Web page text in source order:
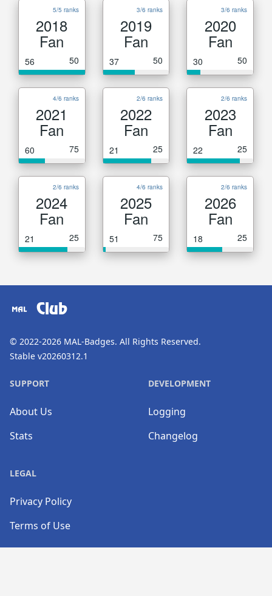
5/5 ranks
2018
Fan
56 50
3/6 ranks
2019
Fan
37 50
3/6 ranks
2020
Fan
30 50
4/6 ranks
2021
Fan
60 75
2/6 ranks
2022
Fan
21 25
2/6 ranks
2023
Fan
22 25
2/6 ranks
2024
Fan
21 25
4/6 ranks
2025
Fan
51 75
2/6 ranks
2026
Fan
18 25
Club
© 2022-2026 MAL-Badges. All Rights Reserved.
Stable v20260312.1
SUPPORT
About Us
Stats
DEVELOPMENT
Logging
Changelog
LEGAL
Privacy Policy
Terms of Use